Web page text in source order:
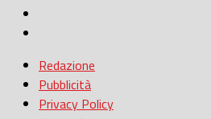
Redazione
Pubblicità
Privacy Policy